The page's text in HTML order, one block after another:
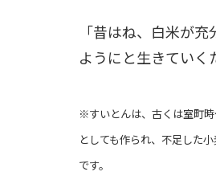
「昔はね、白米が
ようにと生きていく
※すいとんは、古くは室町
としても作られ、不足した
です。